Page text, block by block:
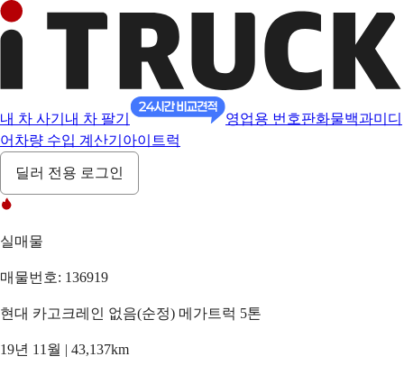
내 차 사기 내 차 팔기 영업용 번호판화물백과미디
어 차량 수입 계산기 아이트럭
딜러 전용 로그인
실매물
매물번호: 136919
현대 카고크레인 없음(순정) 메가트럭 5톤
19년 11월 | 43,137km